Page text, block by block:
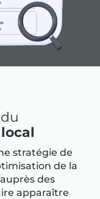
stratégie de
de la
des
apparaître